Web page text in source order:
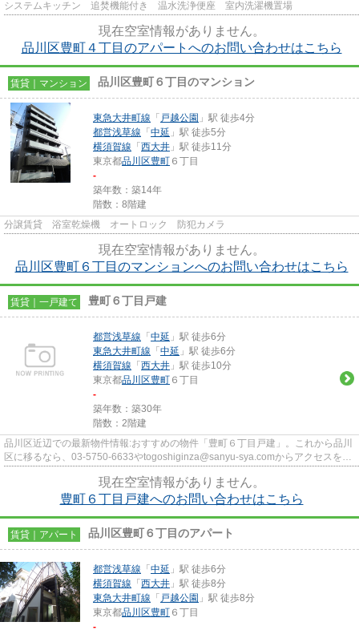
システムキッチン 追焚機能付き 温水洗浄便座 室内洗濯機置場
現在空室情報がありません。
品川区豊町４丁目のアパートへのお問い合わせはこちら
賃貸｜マンション 品川区豊町６丁目のマンション
東急大井町線 「 戸越公園 」駅 徒歩4分
都営浅草線 「 中延 」駅 徒歩5分
横須賀線 「 西大井 」駅 徒歩11分
東京都品川区豊町 ６丁目
-
築年数：築14年
階数：8階建
分譲賃貸 浴室乾燥機 オートロック 防犯カメラ
現在空室情報がありません。
品川区豊町６丁目のマンションへのお問い合わせはこちら
賃貸｜一戸建て 豊町６丁目戸建
都営浅草線 「 中延 」駅 徒歩6分
東急大井町線 「 中延 」駅 徒歩6分
横須賀線 「 西大井 」駅 徒歩10分
東京都品川区豊町 ６丁目
-
築年数：築30年
階数：2階建
品川区近辺での最新物件情報:おすすめの物件「豊町６丁目戸建」。これから品川
区に移るなら、03-5750-6633やtogoshiginza@sanyu-sya.comからアクセスを。
現在空室情報がありません。
豊町６丁目戸建へのお問い合わせはこちら
賃貸｜アパート 品川区豊町６丁目のアパート
都営浅草線 「 中延 」駅 徒歩6分
横須賀線 「 西大井 」駅 徒歩8分
東急大井町線 「 戸越公園 」駅 徒歩8分
東京都品川区豊町 ６丁目
-